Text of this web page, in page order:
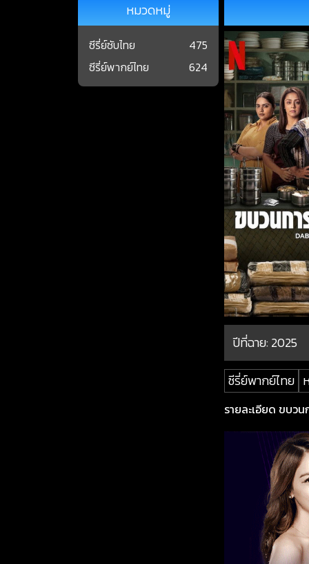
ปีที่ฉาย:2025
ซีรี่ย์พากย์ไทย
รายละเอียด ขบว
หมวดหมู่
ซีรี่ย์ซับไทย
475
ซีรี่ย์พากย์ไทย
624